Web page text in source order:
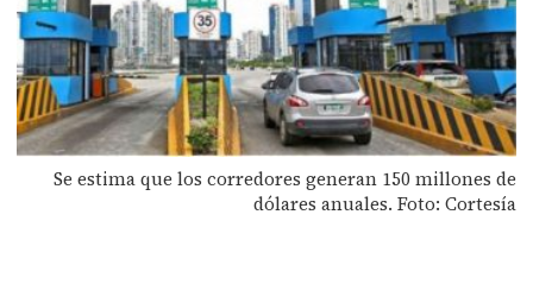
Se estima que los corredores generan 150 millones de
dólares anuales. Foto: Cortesía